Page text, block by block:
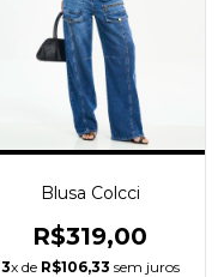
Blusa Colcci
R$319,00
3x de R$106,33 sem juros